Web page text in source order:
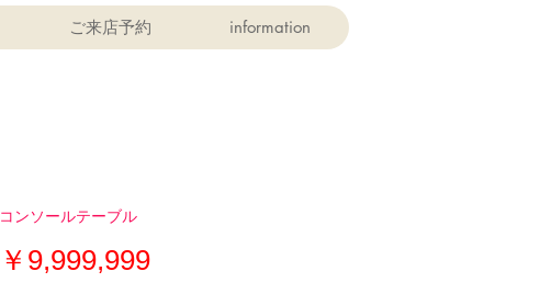
ご来店予約 information
コンソールテーブル
￥9,999,999価